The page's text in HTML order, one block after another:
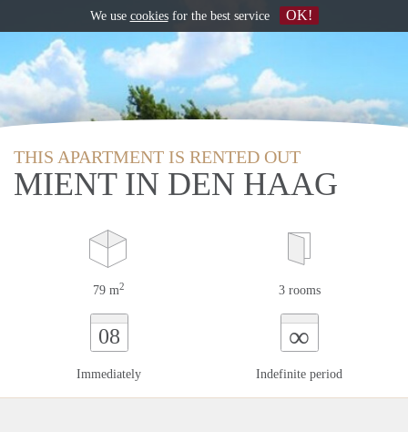
THIS APARTMENT IS RENTED OUT
MIENT IN DEN HAAG
79 m2 3 rooms
08
Immediately
∞
Indefinite period
We use cookiesfor the best service OK!